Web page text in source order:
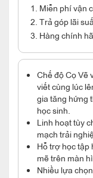
1. Miễn phí vận
2. Trả góp lãi
3. Hàng chính
Chế độ Cọ Vẽ
viết cùng lúc
gia tăng hứng
học sinh.
Linh hoạt tùy
mạch trải
Hỗ trợ học tập
mẽ trên màn
Nhiều lựa